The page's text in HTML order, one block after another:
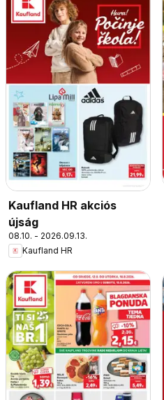
Kaufland HR akciós
újság
08.10. - 2026.09.13.
Kaufland HR